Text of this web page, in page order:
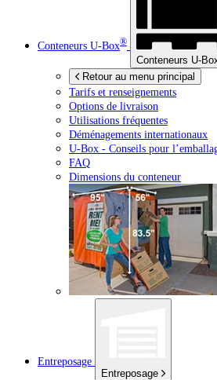
Conteneurs U-Box®
Conteneurs U-
Retour au menu principal
Tarifs et renseignements
Options de livraison
Utilisations fréquentes
Déménagements internationaux
U-Box - Conseils pour
FAQ
Dimensions du conteneur
Entreposage
Entreposage